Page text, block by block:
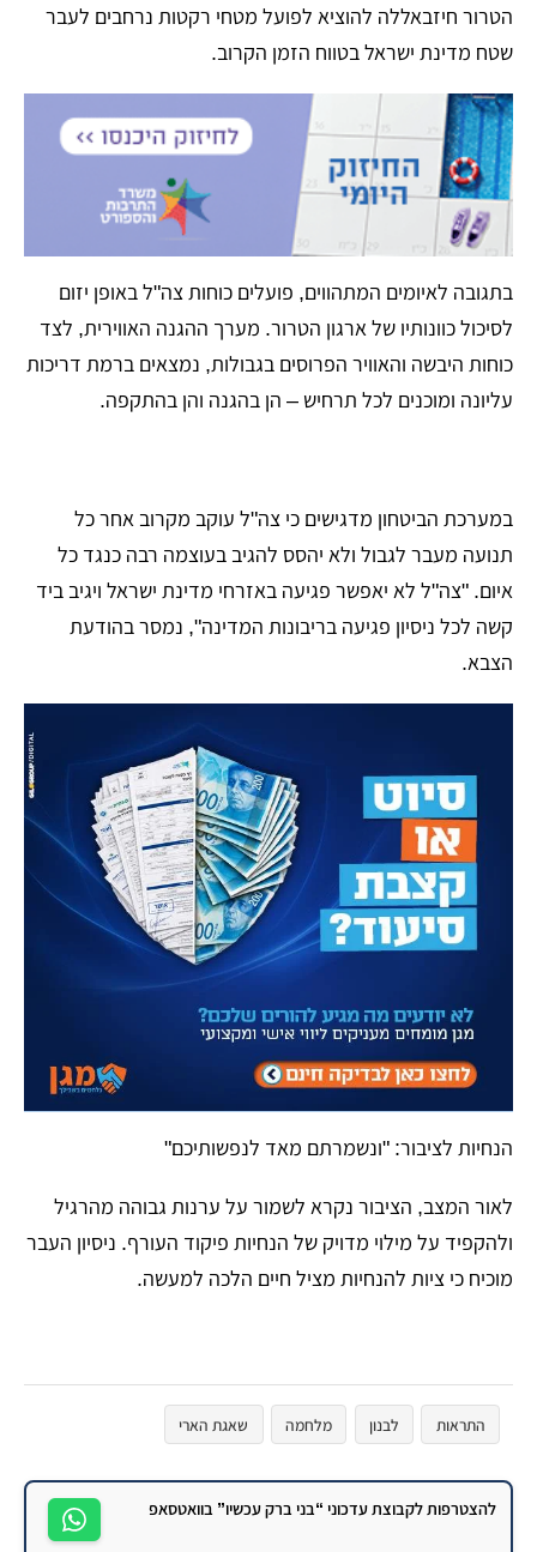
הטרור חיזבאללה להוציא לפועל מטחי רקטות נרחבים לעבר
שטח מדינת ישראל בטווח הזמן הקרוב.
​בתגובה לאיומים המתהווים, פועלים כוחות צה"ל באופן יזום
לסיכול כוונותיו של ארגון הטרור. מערך ההגנה האווירית, לצד
כוחות היבשה והאוויר הפרוסים בגבולות, נמצאים ברמת דריכות
עליונה ומוכנים לכל תרחיש – הן בהגנה והן בהתקפה.
במערכת הביטחון מדגישים כי צה"ל עוקב מקרוב אחר כל
תנועה מעבר לגבול ולא יהסס להגיב בעוצמה רבה כנגד כל
איום. "צה"ל לא יאפשר פגיעה באזרחי מדינת ישראל ויגיב ביד
קשה לכל ניסיון פגיעה בריבונות המדינה", נמסר בהודעת
הצבא.
​הנחיות לציבור: "ונשמרתם מאד לנפשותיכם"
לאור המצב, הציבור נקרא לשמור על ערנות גבוהה מהרגיל
ולהקפיד על מילוי מדויק של הנחיות פיקוד העורף. ניסיון העבר
מוכיח כי ציות להנחיות מציל חיים הלכה למעשה.
התראות לבנון מלחמה שאגת הארי
להצטרפות לקבוצת עדכוני “בני ברק עכשיו” בוואטסאפ